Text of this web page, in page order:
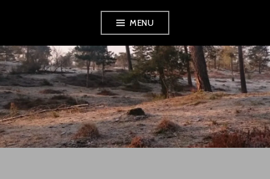
content
MENU